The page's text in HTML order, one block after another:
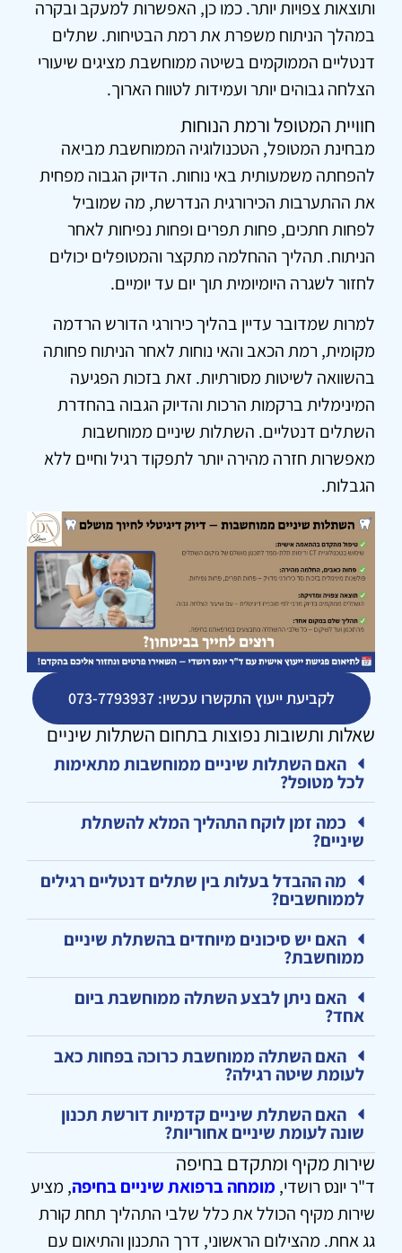
ותוצאות צפויות יותר. כמו כן, האפשרות למעקב ובקרה
במהלך הניתוח משפרת את רמת הבטיחות. שתלים
דנטליים הממוקמים בשיטה ממוחשבת מציגים שיעורי
הצלחה גבוהים יותר ועמידות לטווח הארוך.
חוויית המטופל ורמת הנוחות
מבחינת המטופל, הטכנולוגיה הממוחשבת מביאה
להפחתה משמעותית באי נוחות. הדיוק הגבוה מפחית
את ההתערבות הכירורגית הנדרשת, מה שמוביל
לפחות חתכים, פחות תפרים ופחות נפיחות לאחר
הניתוח. תהליך ההחלמה מתקצר והמטופלים יכולים
לחזור לשגרה היומיומית תוך יום עד יומיים.
למרות שמדובר עדיין בהליך כירורגי הדורש הרדמה
מקומית, רמת הכאב והאי נוחות לאחר הניתוח פחותה
בהשוואה לשיטות מסורתיות. זאת בזכות הפגיעה
המינימלית ברקמות הרכות והדיוק הגבוה בהחדרת
השתלים דנטליים. השתלות שיניים ממוחשבות
מאפשרות חזרה מהירה יותר לתפקוד רגיל וחיים ללא
הגבלות.
לקביעת ייעוץ התקשרו עכשיו: 073-7793937
שאלות ותשובות נפוצות בתחום השתלות שיניים
האם השתלות שיניים ממוחשבות מתאימות
לכל מטופל?
כמה זמן לוקח התהליך המלא להשתלת
שיניים?
מה ההבדל בעלות בין שתלים דנטליים רגילים
לממוחשבים?
האם יש סיכונים מיוחדים בהשתלת שיניים
ממוחשבת?
האם ניתן לבצע השתלה ממוחשבת ביום
אחד?
האם השתלה ממוחשבת כרוכה בפחות כאב
לעומת שיטה רגילה?
האם השתלת שיניים קדמיות דורשת תכנון
שונה לעומת שיניים אחוריות?
שירות מקיף ומתקדם בחיפה
ד"ר יונס רושדי, מומחה ברפואת שיניים בחיפה, מציע
שירות מקיף הכולל את כלל שלבי התהליך תחת קורת
גג אחת. מהצילום הראשוני, דרך התכנון והתיאום עם